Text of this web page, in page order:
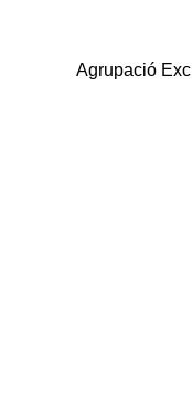
Agrupació